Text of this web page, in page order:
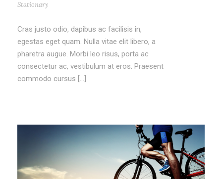
Stationary
Cras justo odio, dapibus ac facilisis in,
egestas eget quam. Nulla vitae elit libero, a
pharetra augue. Morbi leo risus, porta ac
consectetur ac, vestibulum at eros. Praesent
commodo cursus […]